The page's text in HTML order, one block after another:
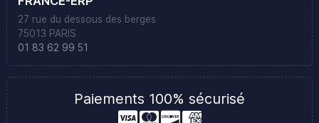
27 rue du dessous des berges
75013 PARIS
01 83 62 99 51
Paiements 100% sécurisé